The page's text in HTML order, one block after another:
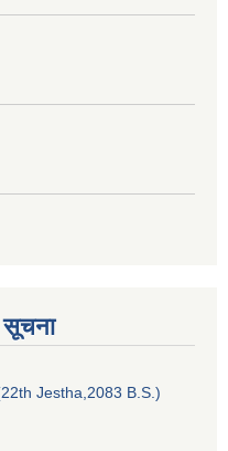
सूचना
Jestha,2083 B.S.)